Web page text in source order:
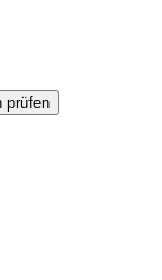
prüfen